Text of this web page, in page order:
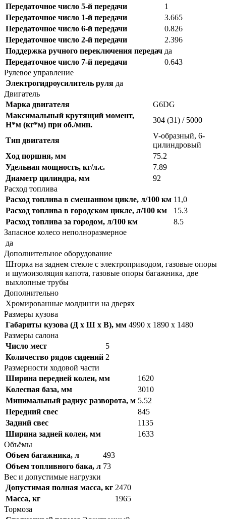
Передаточное число 5-й передачи
1
Передаточное число 1-й передачи
3.665
Передаточное число 6-й передачи
0.826
Передаточное число 2-й передачи
2.396
Поддержка ручного переключения передач да
Передаточное число 7-й передачи
0.643
Рулевое управление
Электрогидроусилитель руля да
Двигатель
Марка двигателя
G6DG
Максимальный крутящий момент,
Н*м (кг*м) при об./мин.
304 (31) / 5000
Тип двигателя
V-образный, 6-
цилиндровый
Ход поршня, мм
75.2
Удельная мощность, кг/л.с.
7.89
Диаметр цилиндра, мм
92
Расход топлива
Расход топлива в смешанном цикле, л/100 км 11,0
Расход топлива в городском цикле, л/100 км
15.3
Расход топлива за городом, л/100 км
8.5
Запасное колесо неполноразмерное
да
Дополнительное оборудование
Шторка на заднем стекле с электроприводом, газовые опоры
и шумоизоляция капота, газовые опоры багажника, две
выхлопные трубы
Дополнительно
Хромированные молдинги на дверях
Размеры кузова
Габариты кузова (Д x Ш x В), мм 4990 x 1890 x 1480
Размеры салона
Число мест
5
Количество рядов сидений 2
Размерности ходовой части
Ширина передней колеи, мм
1620
Колесная база, мм
3010
Минимальный радиус разворота, м 5.52
Передний свес
845
Задний свес
1135
Ширина задней колеи, мм
1633
Объёмы
Объем багажника, л
493
Объем топливного бака, л 73
Вес и допустимые нагрузки
Допустимая полная масса, кг 2470
Масса, кг
1965
Тормоза